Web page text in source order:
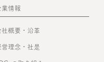
業情報
社概要・沿革
営理念・社是